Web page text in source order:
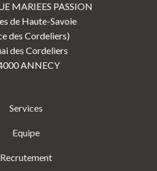
MARIEES PASSION
de Haute-Savoie
des Cordeliers)
des Cordeliers
ANNECY
Services
Equipe
Recrutement